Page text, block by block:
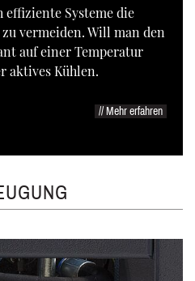
Systeme die
vermeiden. Will man den
auf einer Temperatur
aktives Kühlen.
// Mehr erfahren